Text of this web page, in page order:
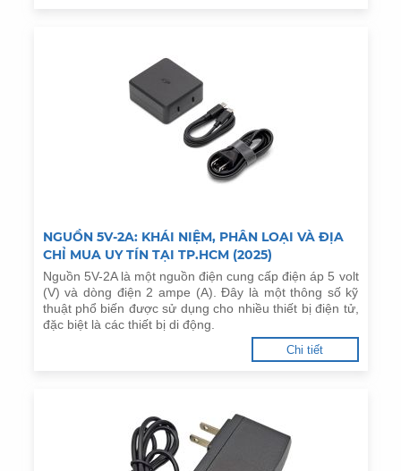
NGUỒN 5V-2A: KHÁI NIỆM, PHÂN LOẠI VÀ ĐỊA
CHỈ MUA UY TÍN TẠI TP.HCM (2025)
Nguồn 5V-2A là một nguồn điện cung cấp điện áp 5 volt
(V) và dòng điện 2 ampe (A). Đây là một thông số kỹ
thuật phổ biến được sử dụng cho nhiều thiết bị điện tử,
đặc biệt là các thiết bị di động.
Chi tiết